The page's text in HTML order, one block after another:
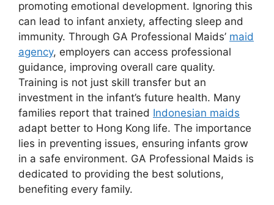
promoting emotional development. Ignoring this
can lead to infant anxiety, affecting sleep and
immunity. Through GA Professional Maids’ maid
agency, employers can access professional
guidance, improving overall care quality.
Training is not just skill transfer but an
investment in the infant’s future health. Many
families report that trained Indonesian maids
adapt better to Hong Kong life. The importance
lies in preventing issues, ensuring infants grow
in a safe environment. GA Professional Maids is
dedicated to providing the best solutions,
benefiting every family.